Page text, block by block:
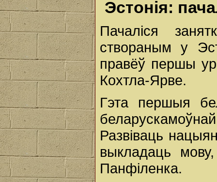
Эстонія:
Пачаліся
створаным у
правёў першы
Кохтла-Ярве.
Гэта першыя
Развіваць
выкладаць
Панфіленка.